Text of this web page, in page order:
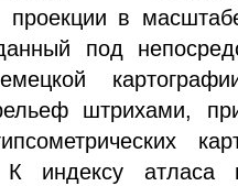
проекции в
под
штрихами,
К индексу атласа